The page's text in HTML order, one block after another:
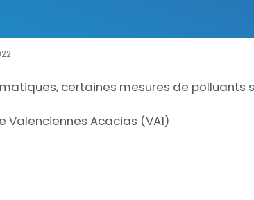
certaines mesures de polluants
Acacias (VA1)